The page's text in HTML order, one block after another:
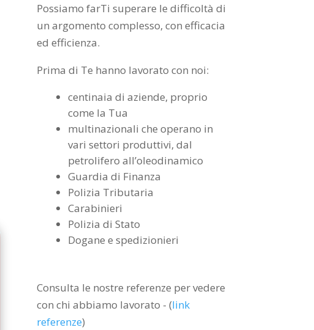
Possiamo farTi superare le difficoltà di
un argomento complesso, con efficacia
ed efficienza.
Prima di Te hanno lavorato con noi:
centinaia di aziende, proprio
come la Tua
multinazionali che operano in
vari settori produttivi, dal
petrolifero all’oleodinamico
Guardia di Finanza
Polizia Tributaria
Carabinieri
Polizia di Stato
Dogane e spedizionieri
Consulta le nostre referenze per vedere
con chi abbiamo lavorato - (link
referenze)